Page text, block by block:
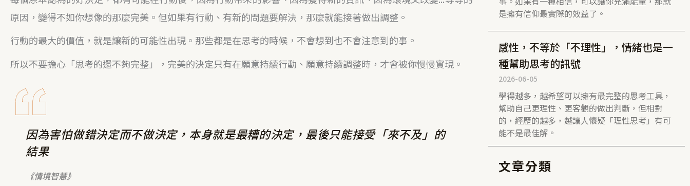
原因，變得不如你想像的那麼完美。但如果有行動、有新的問題要解決，那麼就能接著做出調整。
行動的最大的價值，就是讓新的可能性出現。那些都是在思考的時候，不會想到也不會注意到的事。
所以不要擔心「思考的還不夠完整」，完美的決定只有在願意持續行動、願意持續調整時，才會被你慢慢實現。
因為害怕做錯決定而不做決定，本身就是最糟的決定，最後只能接受「來不及」的
結果
《情境智慧》
是擁有信仰最實際的效益了。
感性，不等於「不理性」，情緒也是一
種幫助思考的訊號
2026-06-05
學得越多，越希望可以擁有最完整的思考工具，
幫助自己更理性、更客觀的做出判斷，但相對
的，經歷的越多，越讓人懷疑「理性思考」有可
能不是最佳解。
文章分類
尋